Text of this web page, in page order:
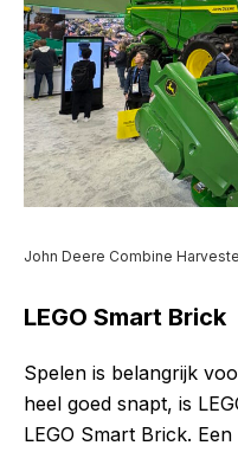
John Deere Combine
LEGO Smart Brick
Spelen is belangrijk
heel goed snapt, is
LEGO Smart Brick.